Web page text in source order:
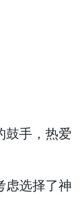
鼓手，热爱
虑选择了神